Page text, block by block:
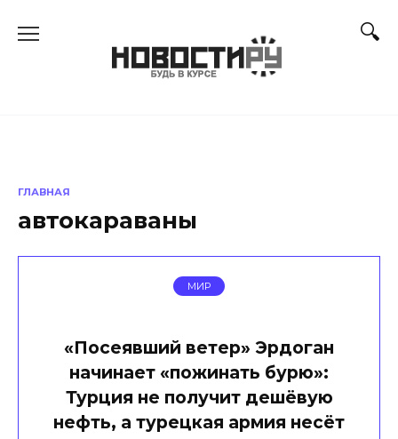
ГЛАВНАЯ
автокараваны
МИР
«Посеявший ветер» Эрдоган
начинает «пожинать бурю»:
Турция не получит дешёвую
нефть, а турецкая армия несёт